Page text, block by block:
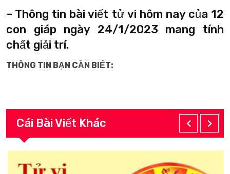
– Thông tin bài viết tử vi hôm nay của 12
con giáp ngày 24/1/2023 mang tính
chất giải trí.
THÔNG TIN BẠN CẦN BIẾT:
Cái Bài Viết Khác